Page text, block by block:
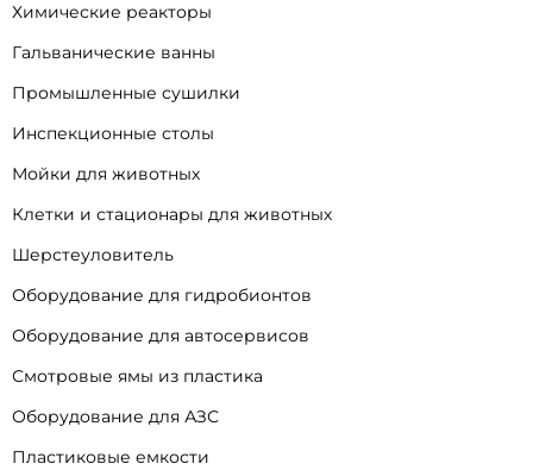
Химические реакторы
Гальванические ванны
Промышленные сушилки
Инспекционные столы
Мойки для животных
Клетки и стационары для животных
Шерстеуловитель
Оборудование для гидробионтов
Оборудование для автосервисов
Смотровые ямы из пластика
Оборудование для АЗС
Пластиковые емкости